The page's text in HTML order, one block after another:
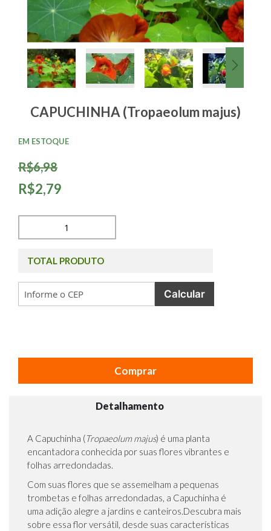
CAPUCHINHA (Tropaeolum majus)
R$6,98
R$2,79
EM ESTOQUE
TOTAL PRODUTO
Calcular
Comprar
Detalhamento
A Capuchinha (Tropaeolum majus) é uma planta
encantadora conhecida por suas flores vibrantes e
folhas arredondadas.
Com suas flores que se assemelham a pequenas
trombetas e folhas arredondadas, a Capuchinha é
uma adição alegre a jardins e canteiros.Descubra mais
sobre essa flor versátil, desde suas características